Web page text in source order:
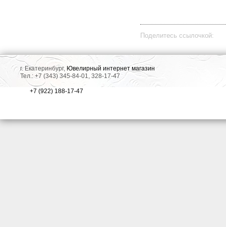
Поделитесь ссылочкой:
г. Екатеринбург, Ювелирный интернет магазин
Тел.: +7 (343) 345-84-01, 328-17-47
+7 (922) 188-17-47